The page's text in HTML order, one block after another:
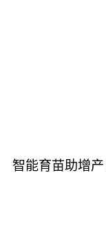
智能育苗助增